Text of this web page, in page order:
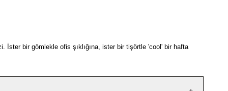
İster bir gömlekle ofis şıklığına, ister bir tişörtle 'cool' bir hafta